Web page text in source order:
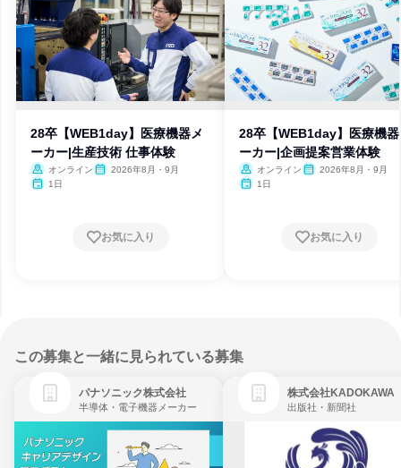
28卒【WEB1day】医療機器メ
ーカー|生産技術 仕事体験
オンライン
2026年8月・9月
1日
お気に入り
28卒【WEB1day】医療機
ーカー|企画提案営業体験
オンライン
2026年8月・9月
1日
お気に入り
この募集と一緒に見られている募集
パナソニック株式会社
半導体・電子機器メーカー
株式会社KADOKAWA
出版社・新聞社